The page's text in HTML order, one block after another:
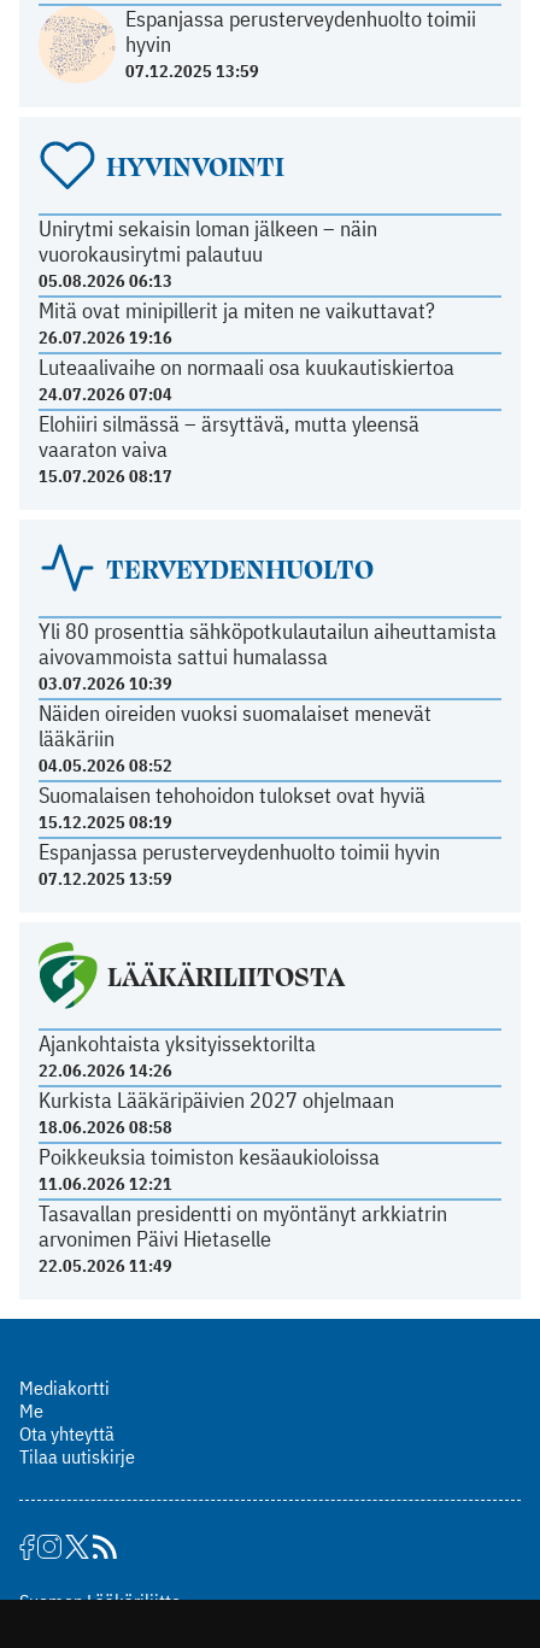
Espanjassa perusterveydenhuolto toimii
hyvin
07.12.2025 13:59
HYVINVOINTI
Unirytmi sekaisin loman jälkeen – näin
vuorokausirytmi palautuu
05.08.2026 06:13
Mitä ovat minipillerit ja miten ne vaikuttavat?
26.07.2026 19:16
Luteaalivaihe on normaali osa kuukautiskiertoa
24.07.2026 07:04
Elohiiri silmässä – ärsyttävä, mutta yleensä
vaaraton vaiva
15.07.2026 08:17
TERVEYDENHUOLTO
Yli 80 prosenttia sähköpotkulautailun aiheuttamista
aivovammoista sattui humalassa
03.07.2026 10:39
Näiden oireiden vuoksi suomalaiset menevät
lääkäriin
04.05.2026 08:52
Suomalaisen tehohoidon tulokset ovat hyviä
15.12.2025 08:19
Espanjassa perusterveydenhuolto toimii hyvin
07.12.2025 13:59
LÄÄKÄRILIITOSTA
Ajankohtaista yksityissektorilta
22.06.2026 14:26
Kurkista Lääkäripäivien 2027 ohjelmaan
18.06.2026 08:58
Poikkeuksia toimiston kesäaukioloissa
11.06.2026 12:21
Tasavallan presidentti on myöntänyt arkkiatrin
arvonimen Päivi Hietaselle
22.05.2026 11:49
Mediakortti
Me
Ota yhteyttä
Tilaa uutiskirje
Suomen Lääkäriliitto